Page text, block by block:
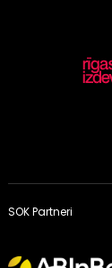
SOK Partneri